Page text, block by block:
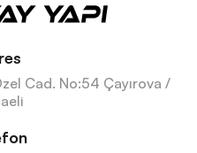
Cad. No:54 Çayırova /